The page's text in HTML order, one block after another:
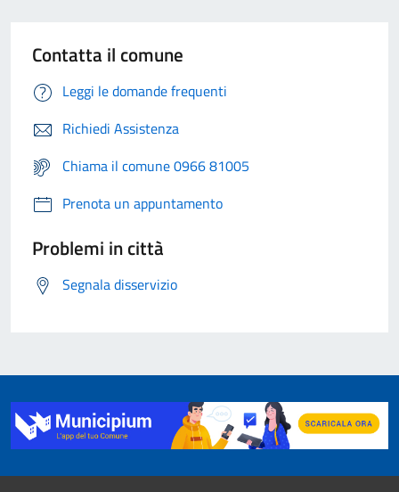
Contatta il comune
Leggi le domande frequenti
Richiedi Assistenza
Chiama il comune 0966 81005
Prenota un appuntamento
Problemi in città
Segnala disservizio